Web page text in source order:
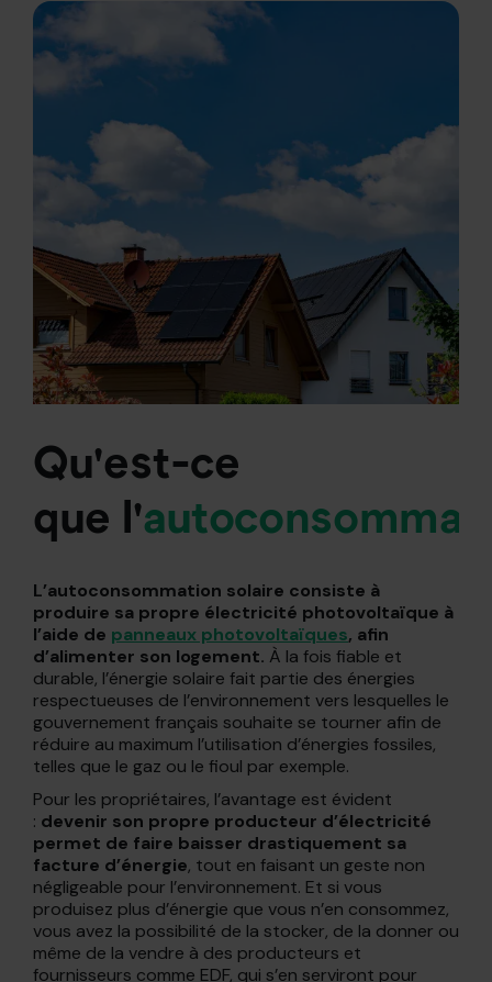
Qu'est-ce
que l'
L’autoconsommation solaire consiste à
produire sa propre électricité photovoltaïque à
l’aide de panneaux photovoltaïques, afin
d’alimenter son logement. À la fois fiable et
durable, l’énergie solaire fait partie des énergies
respectueuses de l’environnement vers lesquelles le
gouvernement français souhaite se tourner afin de
réduire au maximum l’utilisation d’énergies fossiles,
telles que le gaz ou le fioul par exemple.
Pour les propriétaires, l’avantage est évident
: devenir son propre producteur d’électricité
permet de faire baisser drastiquement sa
facture d’énergie, tout en faisant un geste non
négligeable pour l’environnement. Et si vous
produisez plus d’énergie que vous n’en consommez,
vous avez la possibilité de la stocker, de la donner ou
même de la vendre à des producteurs et
fournisseurs comme EDF, qui s’en serviront pour